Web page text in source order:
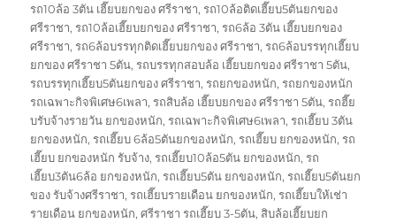
รถ10ล้อ 3ตัน เฮี๊ยบยกของ ศรีราชา,รถ10ล้อติดเฮี๊ยบ5ตันยกของ
ศรีราชา,รถ10ล้อเฮี๊ยบยกของ ศรีราชา,รถ6ล้อ 3ตัน เฮี๊ยบยกของ
ศรีราชา,รถ6ล้อบรรทุกติดเฮี๊ยบยกของ ศรีราชา,รถ6ล้อบรรทุกเฮี๊ยบ
ยกของ ศรีราชา 5ตัน,รถบรรทุกสอบล้อ เฮี๊ยบยกของ ศรีราชา 5ตัน,
รถบรรทุกเฮี๊ยบ5ตันยกของ ศรีราชา,รถยกของหนัก,รถยกของหนัก
รถเฉพาะกิจพิเศษ6เพลา,รถสิบล้อ เฮี๊ยบยกของ ศรีราชา 5ตัน,รถฮี๊ย
บรับจ้างรายวัน ยกของหนัก,รถเฉพาะกิจพิเศษ6เพลา,รถเฮี๊ยบ 3ตัน
ยกของหนัก,รถเฮี๊ยบ 6ล้อ5ตันยกของหนัก,รถเฮี๊ยบ ยกของหนัก,รถ
เฮี๊ยบ ยกของหนัก รับจ้าง,รถเฮี๊ยบ10ล้อ5ตัน ยกของหนัก,รถ
เฮี๊ยบ3ตัน6ล้อ ยกของหนัก,รถเฮี๊ยบ5ตัน ยกของหนัก,รถเฮี๊ยบ5ตันยก
ของ รับจ้างศรีราชา,รถเฮี๊ยบรายเดือน ยกของหนัก,รถเฮี๊ยบให้เช่า
รายเดือน ยกของหนัก,ศรีราชา รถเฮี๊ยบ 3-5ตัน, สิบล้อเฮี๊ยบยก